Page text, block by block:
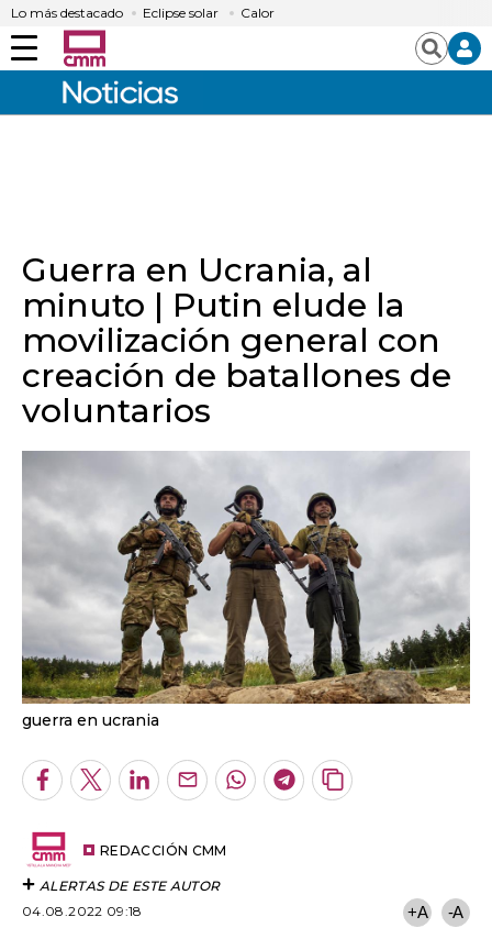
Lo más destacado Eclipse solar Calor
Menú Buscar
Guerra en Ucrania, al
minuto | Putin elude la
movilización general con
creación de batallones de
voluntarios
guerra en ucrania
Facebook
TwitterLinkedInEnviarWhatsapp
Telegram
Copiar
REDACCIÓN CMM
ALERTAS DE ESTE AUTOR
04.08.2022 09:18
+A -A